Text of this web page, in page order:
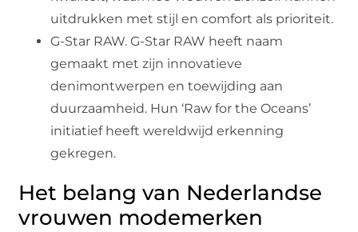
uitdrukken met stijl en comfort als prioriteit.
G-Star RAW. G-Star RAW heeft naam
gemaakt met zijn innovatieve
denimontwerpen en toewijding aan
duurzaamheid. Hun ‘Raw for the Oceans’
initiatief heeft wereldwijd erkenning
gekregen.
Het belang van Nederlandse
vrouwen modemerken